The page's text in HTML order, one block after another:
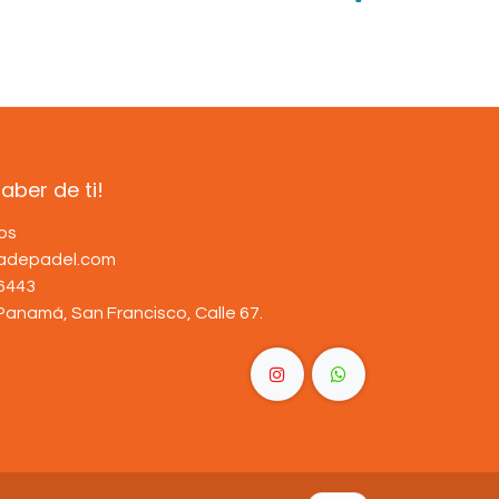
de ti!
San Francisco, Calle 67